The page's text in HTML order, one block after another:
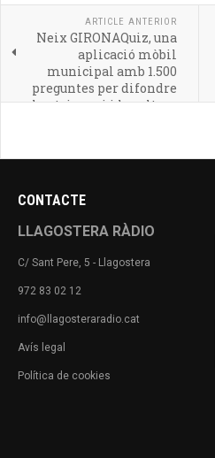
ARTICLE ANTERIOR
Neix GIRONAQuiz, una
aplicació mòbil
municipal amb 1.500
preguntes per difondre
el patrimoni i la cultura
CONTACTE
LLAGOSTERA RÀDIO
C/ Sant Pere, 5 - Llagostera
972 83 02 12
info@llagosteraradio.cat
Avís legal
Política de cookies